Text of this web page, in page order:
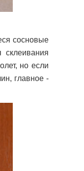
сосновые
но если
главное -